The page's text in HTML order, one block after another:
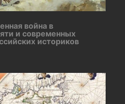
война в
и современных
историков